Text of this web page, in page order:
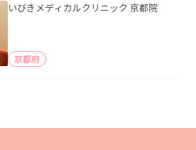
いびきメディカルクリニック 京都院
京都府